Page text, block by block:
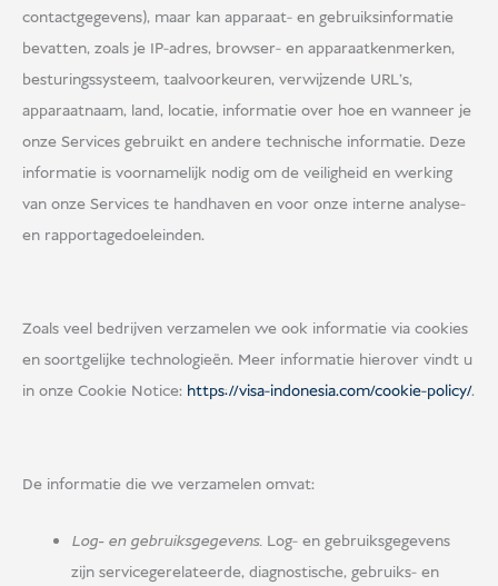
contactgegevens), maar kan apparaat- en gebruiksinformatie
bevatten, zoals je IP-adres, browser- en apparaatkenmerken,
besturingssysteem, taalvoorkeuren, verwijzende URL's,
apparaatnaam, land, locatie, informatie over hoe en wanneer je
onze Services gebruikt en andere technische informatie. Deze
informatie is voornamelijk nodig om de veiligheid en werking
van onze Services te handhaven en voor onze interne analyse-
en rapportagedoeleinden.
Zoals veel bedrijven verzamelen we ook informatie via cookies
en soortgelijke technologieën. Meer informatie hierover vindt u
in onze Cookie Notice: https://visa-indonesia.com/cookie-policy/.
De informatie die we verzamelen omvat:
Log- en gebruiksgegevens.Log- en gebruiksgegevens
zijn servicegerelateerde, diagnostische, gebruiks- en